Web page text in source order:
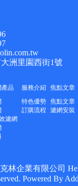
洲里園西街1號
產品
濾網
服務介紹
特色優勢
訂購流程
焦點文章
焦點文章
濾網安裝
林企業有限公司
Powered By